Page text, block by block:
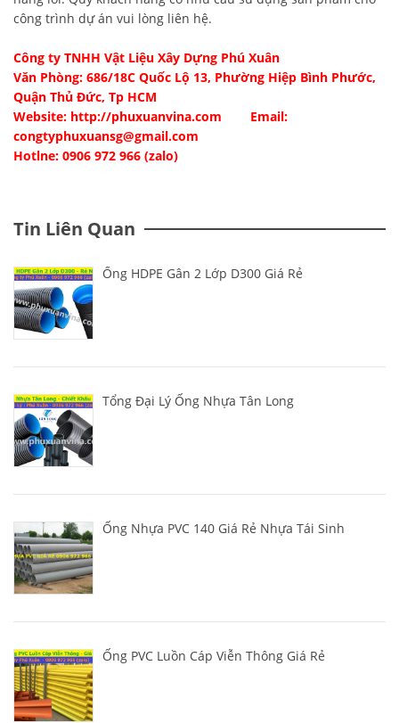
công trình dự án vui lòng liên hệ.
Công ty TNHH Vật Liệu Xây Dựng Phú Xuân
Văn Phòng: 686/18C Quốc Lộ 13, Phường Hiệp Bình Phước,
Quận Thủ Đức, Tp HCM
Website: http://phuxuanvina.com Email:
congtyphuxuansg@gmail.com
Hotlne: 0906 972 966 (zalo)
Tin Liên Quan
Ống HDPE Gân 2 Lớp D300 Giá Rẻ
Tổng Đại Lý Ống Nhựa Tân Long
Ống Nhựa PVC 140 Giá Rẻ Nhựa Tái Sinh
Ống PVC Luồn Cáp Viễn Thông Giá Rẻ